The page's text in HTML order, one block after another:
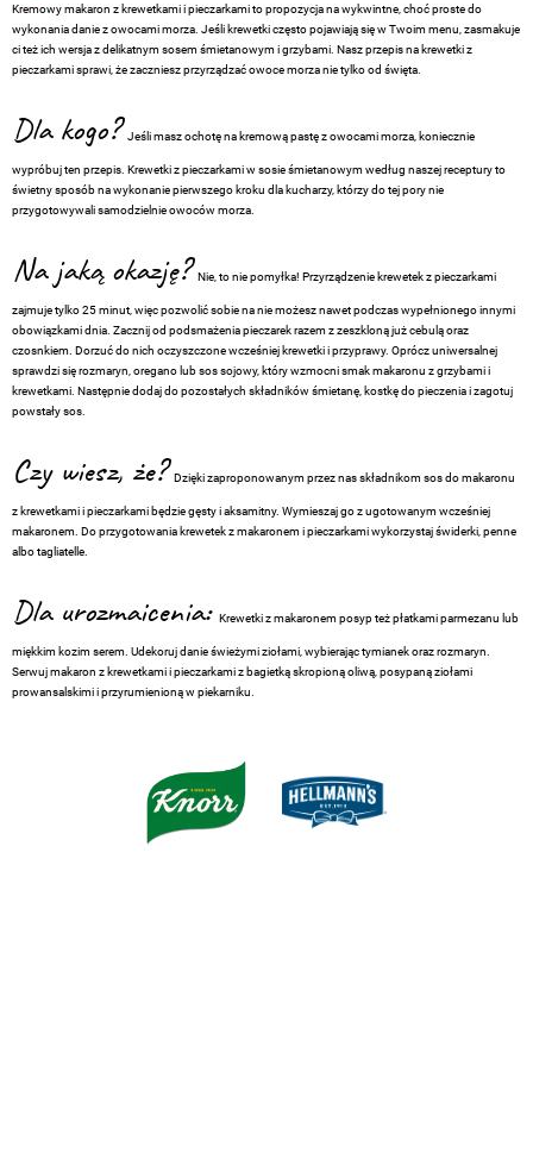
Kremowy makaron z krewetkami i pieczarkami to propozycja na wykwintne, choć proste do
wykonania danie z owocami morza. Jeśli krewetki często pojawiają się w Twoim menu, zasmakuje
ci też ich wersja z delikatnym sosem śmietanowym i grzybami. Nasz przepis na krewetki z
pieczarkami sprawi, że zaczniesz przyrządzać owoce morza nie tylko od święta.
Dla kogo?Jeśli masz ochotę na kremową pastę z owocami morza, koniecznie
wypróbuj ten przepis. Krewetki z pieczarkami w sosie śmietanowym według naszej receptury to
świetny sposób na wykonanie pierwszego kroku dla kucharzy, którzy do tej pory nie
przygotowywali samodzielnie owoców morza.
Na jaką okazję?Nie, to nie pomyłka! Przyrządzenie krewetek z pieczarkami
zajmuje tylko 25 minut, więc pozwolić sobie na nie możesz nawet podczas wypełnionego innymi
obowiązkami dnia. Zacznij od podsmażenia pieczarek razem z zeszkloną już cebulą oraz
czosnkiem. Dorzuć do nich oczyszczone wcześniej krewetki i przyprawy. Oprócz uniwersalnej
sprawdzi się rozmaryn, oregano lub sos sojowy, który wzmocni smak makaronu z grzybami i
krewetkami. Następnie dodaj do pozostałych składników śmietanę, kostkę do pieczenia i zagotuj
powstały sos.
Czy wiesz, że?Dzięki zaproponowanym przez nas składnikom sos do makaronu
z krewetkami i pieczarkami będzie gęsty i aksamitny. Wymieszaj go z ugotowanym wcześniej
makaronem. Do przygotowania krewetek z makaronem i pieczarkami wykorzystaj świderki, penne
albo tagliatelle.
Dla urozmaicenia: Krewetki z makaronem posyp też płatkami parmezanu lub
miękkim kozim serem. Udekoruj danie świeżymi ziołami, wybierając tymianek oraz rozmaryn.
Serwuj makaron z krewetkami i pieczarkami z bagietką skropioną oliwą, posypaną ziołami
prowansalskimi i przyrumienioną w piekarniku.